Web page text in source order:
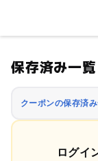
保存済み一覧
クーポンの保存済
ログイ